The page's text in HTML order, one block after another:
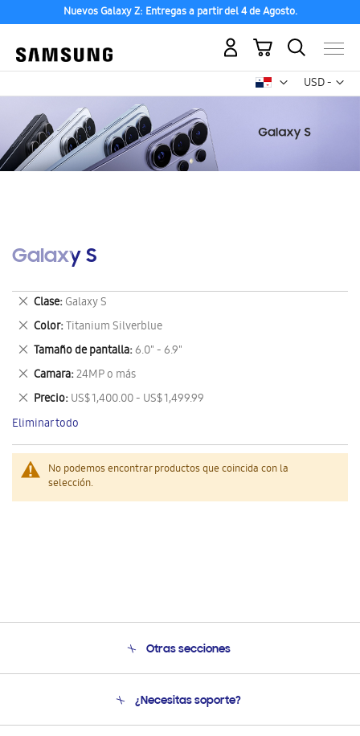
Nuevos Galaxy Z: Entregas a partir del 4 de Agosto.
USD -
dólar
Mi carrito
Galaxy S
No podemos encontrar productos que coincida con la
selección.
Clase Galaxy S
Eliminar
este
artículo
Color Titanium Silverblue
Eliminar
este
artículo
Tamaño de pantalla 6.0" - 6.9"
Eliminar
este
artículo
Camara 24MP o más
Eliminar
este
artículo
Precio US$ 1,400.00 - US$ 1,499.99
Eliminar
este
artículo
Eliminar todo
Otras secciones
Soporte
¿Necesitas soporte?